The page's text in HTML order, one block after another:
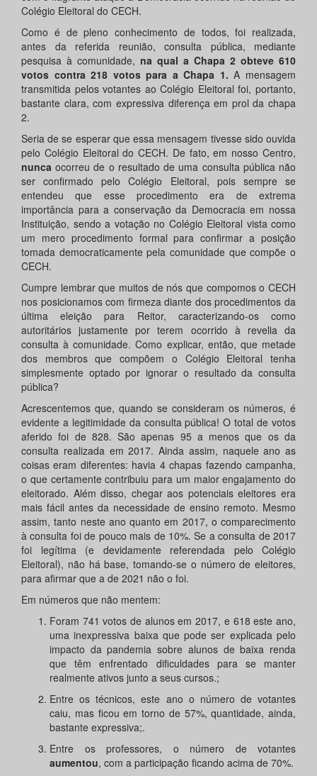
Colégio Eleitoral do CECH.
Como é de pleno conhecimento de todos, foi realizada,
antes da referida reunião, consulta pública, mediante
pesquisa à comunidade, na qual a Chapa 2 obteve 610
votos contra 218 votos para a Chapa 1. A mensagem
transmitida pelos votantes ao Colégio Eleitoral foi, portanto,
bastante clara, com expressiva diferença em prol da chapa
2.
Seria de se esperar que essa mensagem tivesse sido ouvida
pelo Colégio Eleitoral do CECH. De fato, em nosso Centro,
nunca ocorreu de o resultado de uma consulta pública não
ser confirmado pelo Colégio Eleitoral, pois sempre se
entendeu que esse procedimento era de extrema
importância para a conservação da Democracia em nossa
Instituição, sendo a votação no Colégio Eleitoral vista como
um mero procedimento formal para confirmar a posição
tomada democraticamente pela comunidade que compõe o
CECH.
Cumpre lembrar que muitos de nós que compomos o CECH
nos posicionamos com firmeza diante dos procedimentos da
última eleição para Reitor, caracterizando-os como
autoritários justamente por terem ocorrido à revelia da
consulta à comunidade. Como explicar, então, que metade
dos membros que compõem o Colégio Eleitoral tenha
simplesmente optado por ignorar o resultado da consulta
pública?
Acrescentemos que, quando se consideram os números, é
evidente a legitimidade da consulta pública! O total de votos
aferido foi de 828. São apenas 95 a menos que os da
consulta realizada em 2017. Ainda assim, naquele ano as
coisas eram diferentes: havia 4 chapas fazendo campanha,
o que certamente contribuiu para um maior engajamento do
eleitorado. Além disso, chegar aos potenciais eleitores era
mais fácil antes da necessidade de ensino remoto. Mesmo
assim, tanto neste ano quanto em 2017, o comparecimento
à consulta foi de pouco mais de 10%. Se a consulta de 2017
foi legítima (e devidamente referendada pelo Colégio
Eleitoral), não há base, tomando-se o número de eleitores,
para afirmar que a de 2021 não o foi.
Em números que não mentem:
Foram 741 votos de alunos em 2017, e 618 este ano,
uma inexpressiva baixa que pode ser explicada pelo
impacto da pandemia sobre alunos de baixa renda
que têm enfrentado dificuldades para se manter
realmente ativos junto a seus cursos.;
Entre os técnicos, este ano o número de votantes
caiu, mas ficou em torno de 57%, quantidade, ainda,
bastante expressiva;.
Entre os professores, o número de votantes
aumentou, com a participação ficando acima de 70%.